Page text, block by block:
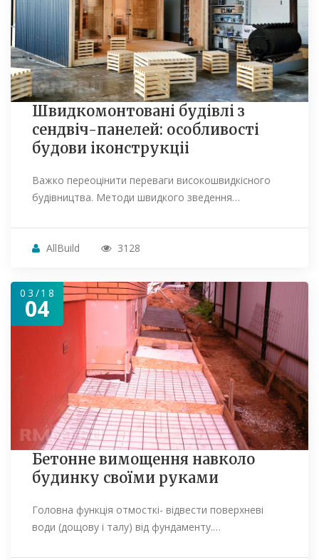
Швидкомонтовані будівлі з
сендвіч-панелей: особливості
будови іконструкціі
Важко переоцінити переваги високошвидкісного
будівництва. Методи швидкого зведення…
AllBuild 3128
03/18
04
Бетонне вимощення навколо
будинку своїми руками
Головна функція отмосткі- відвести поверхневі
води (дощову і талу) від фундаменту.…